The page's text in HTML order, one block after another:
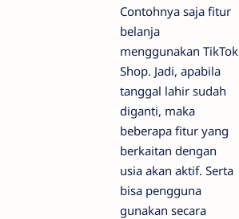
Contohnya saja fitur
belanja
menggunakan TikTok
Shop. Jadi, apabila
tanggal lahir sudah
diganti, maka
beberapa fitur yang
berkaitan dengan
usia akan aktif. Serta
bisa pengguna
gunakan secara